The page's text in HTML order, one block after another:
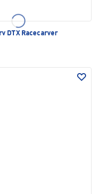
DTX Racecarver